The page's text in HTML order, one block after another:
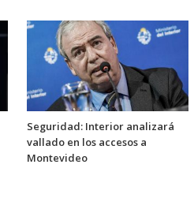
Seguridad: Interior analizará
vallado en los accesos a
Montevideo